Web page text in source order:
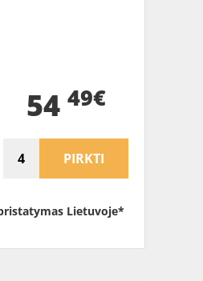
54 49€
PIRKTI
Lietuvoje*